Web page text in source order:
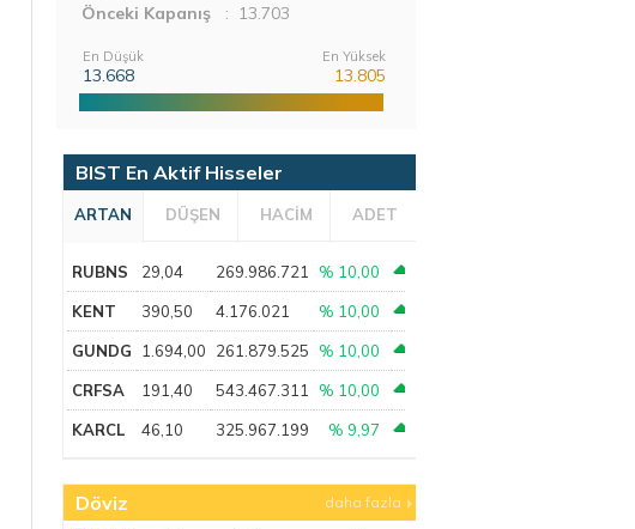
Önceki Kapanış
: 13.703
En Düşük
13.668
En Yüksek
13.805
BIST En Aktif Hisseler
ARTAN DÜŞEN HACİM ADET
RUBNS 29,04 269.986.721 % 10,00
KENT 390,50 4.176.021 % 10,00
GUNDG 1.694,00 261.879.525 % 10,00
CRFSA 191,40 543.467.311 % 10,00
KARCL 46,10 325.967.199 % 9,97
Döviz daha fazla